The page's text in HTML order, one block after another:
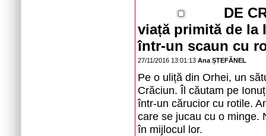
DE
viață primită de la
într-un scaun cu
27/11/2016 13:01:13 Ana ȘTEFĂNEL
Pe o uliță din Orhei, un
Crăciun. Îl căutam pe
într-un cărucior cu rotile.
care se jucau cu o minge.
în mijlocul lor.